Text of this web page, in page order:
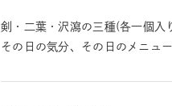
剣・二葉・沢瀉の三種(各一個入
その日の気分、その日のメニュ